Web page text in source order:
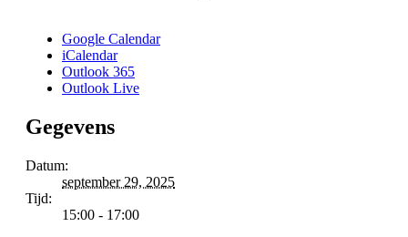
Google Calendar
iCalendar
Outlook 365
Outlook Live
Gegevens
Datum:
september 29, 2025
Tijd:
15:00 - 17:00